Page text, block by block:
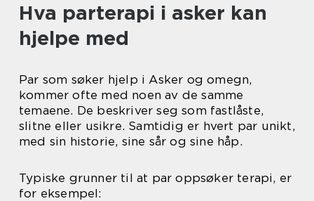
Hva parterapi i asker kan
hjelpe med
Par som søker hjelp i Asker og omegn,
kommer ofte med noen av de samme
temaene. De beskriver seg som fastlåste,
slitne eller usikre. Samtidig er hvert par unikt,
med sin historie, sine sår og sine håp.
Typiske grunner til at par oppsøker terapi, er
for eksempel: